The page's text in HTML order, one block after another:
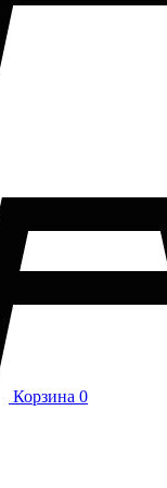
Корзина 0